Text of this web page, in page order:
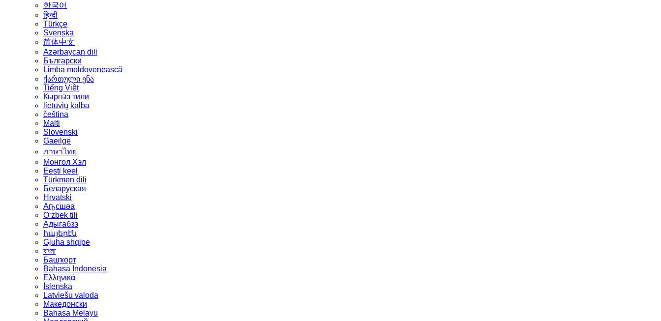
한국어
हिन्दी
Türkçe
Svenska
简体中文
Azərbaycan dili
Български
Limba moldovenească
ქართული ენა
Tiếng Việt
Кыргы́з тили
lietuvių kalba
čeština
Malti
Slovenski
Gaeilge
ภาษาไทย
Монгол Хэл
Eesti keel
Türkmen dili
Беларуская
Hrvatski
Аҧсшәа
Oʻzbek tili
Адыгабзэ
հայերէն
Gjuha shqipe
বাংলা
Башҡорт
Bahasa Indonesia
Ελληνικά
Íslenska
Latviešu valoda
Македонски
Bahasa Melayu